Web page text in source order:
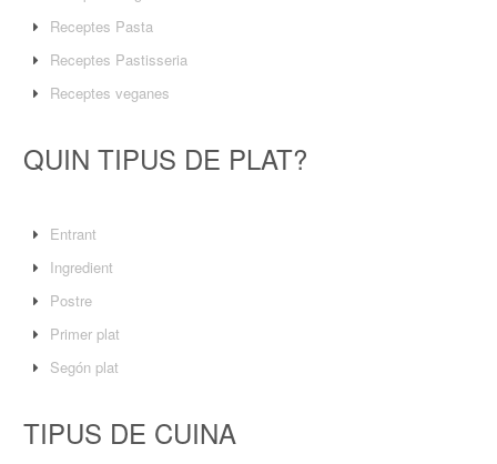
Receptes Pasta
Receptes Pastisseria
Receptes veganes
QUIN TIPUS DE PLAT?
Entrant
Ingredient
Postre
Primer plat
Segón plat
TIPUS DE CUINA